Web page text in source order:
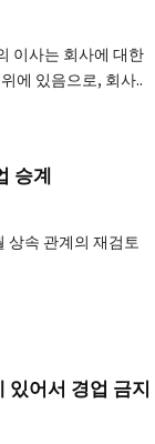
이사는 회사에 대한
에 있음으로, 회사..
승계
상속 관계의 재검토
어서 경업 금지